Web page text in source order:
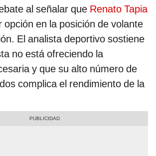
al señalar que Renato Tapia
opción en la posición de volante
El analista deportivo sostiene
no está ofreciendo la
y que su alto número de
complica el rendimiento de la